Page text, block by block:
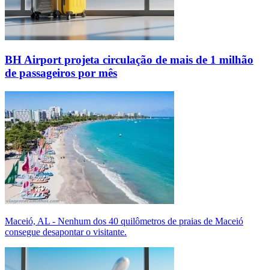
BH Airport projeta circulação de mais de 1 milhão
de passageiros por mês
Maceió, AL - Nenhum dos 40 quilômetros de praias de Maceió
consegue desapontar o visitante.